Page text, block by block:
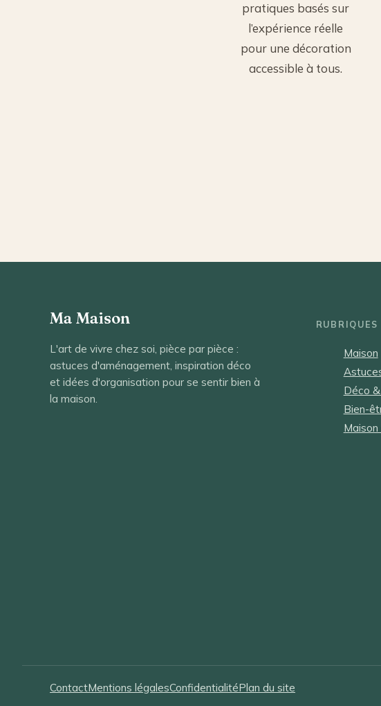
pratiques basés sur
l’expérience réelle
pour une décoration
accessible à tous.
Ma Maison
L'art de vivre chez soi, pièce par pièce :
astuces d'aménagement, inspiration déco
et idées d'organisation pour se sentir bien à
la maison.
RUBRIQUES
Maison
Déco
Bien-
ContactMentions légalesConfidentialitéPlan du site